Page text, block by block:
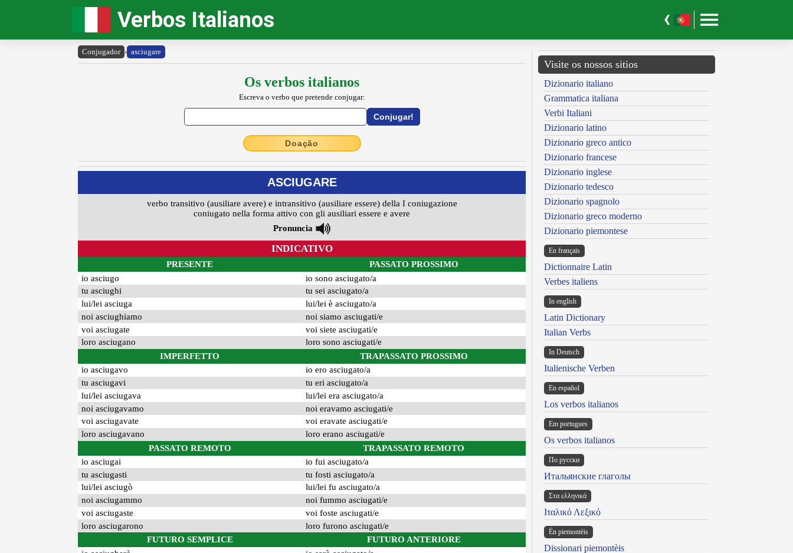
Verbos Italianos
Conjugador › asciugare
Os verbos italianos
Escreva o verbo que pretende conjugar:
Doação
ASCIUGARE
verbo transitivo (ausiliare avere) e intransitivo (ausiliare essere) della I coniugazione
coniugato nella forma attivo con gli ausiliari essere e avere
Pronuncia
INDICATIVO
PRESENTE
io asciugo
tu asciughi
lui/lei asciuga
noi asciughiamo
voi asciugate
loro asciugano
IMPERFETTO
io asciugavo
tu asciugavi
lui/lei asciugava
noi asciugavamo
voi asciugavate
loro asciugavano
PASSATO REMOTO
io asciugai
tu asciugasti
lui/lei asciugò
noi asciugammo
voi asciugaste
loro asciugarono
FUTURO SEMPLICE
PASSATO PROSSIMO
io sono asciugato/a
tu sei asciugato/a
lui/lei è asciugato/a
noi siamo asciugati/e
voi siete asciugati/e
loro sono asciugati/e
TRAPASSATO PROSSIMO
io ero asciugato/a
tu eri asciugato/a
lui/lei era asciugato/a
noi eravamo asciugati/e
voi eravate asciugati/e
loro erano asciugati/e
TRAPASSATO REMOTO
io fui asciugato/a
tu fosti asciugato/a
lui/lei fu asciugato/a
noi fummo asciugati/e
voi foste asciugati/e
loro furono asciugati/e
FUTURO ANTERIORE
Visite os nossos sitios
Dizionario italiano
Grammatica italiana
Verbi Italiani
Dizionario latino
Dizionario greco antico
Dizionario francese
Dizionario inglese
Dizionario tedesco
Dizionario spagnolo
Dizionario greco moderno
Dizionario piemontese
En français
Dictionnaire Latin
Verbes italiens
In english
Latin Dictionary
Italian Verbs
In Deutsch
Italienische Verben
En español
Los verbos italianos
Em portugues
Os verbos italianos
По русски
Итальянские глаголы
Στα ελληνικά
Ιταλικό Λεξικό
Ën piemontèis
Dissionari piemontèis